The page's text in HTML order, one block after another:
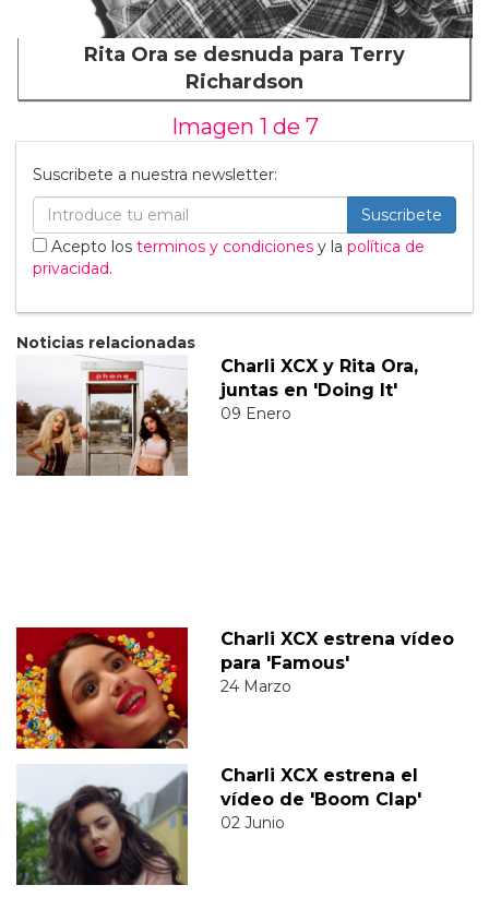
Rita Ora se desnuda para Terry
Richardson
Imagen 1 de 7
Suscribete a nuestra newsletter:
Suscribete
Acepto los terminos y condiciones y la política de
privacidad.
Noticias relacionadas
Charli XCX y Rita Ora,
juntas en 'Doing It'
09 Enero
Charli XCX estrena vídeo
para 'Famous'
24 Marzo
Charli XCX estrena el
vídeo de 'Boom Clap'
02 Junio